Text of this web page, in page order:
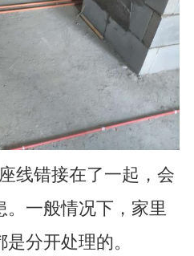
线错接在了一起，会
一般情况下，家里
分开处理的。